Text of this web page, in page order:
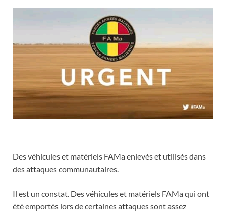
Des véhicules et matériels FAMa enlevés et utilisés dans
des attaques communautaires.
Il est un constat. Des véhicules et matériels FAMa qui ont
été emportés lors de certaines attaques sont assez